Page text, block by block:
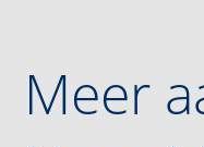
Meer